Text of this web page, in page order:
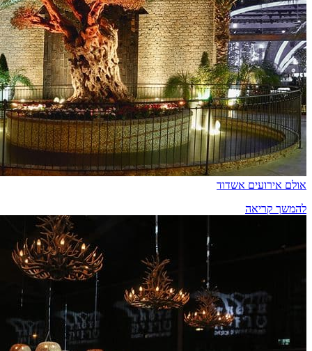
אולם אירועים אשדוד
להמשך קריאה